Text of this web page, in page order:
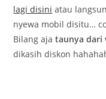
lagi disini atau
nyewa mobil disitu…
Bilang ajataunya dari
dikasih diskon